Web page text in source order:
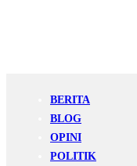
BERITA
BLOG
OPINI
POLITIK